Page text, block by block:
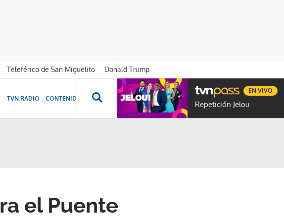
Teleférico de San Miguelito
Donald Trump
TVN RADIO CONTENIDOS ESPECIALES NOVELAS PROGRAMAS GENTE TVN
Repetición Jelou
EN VIVO
el Puente